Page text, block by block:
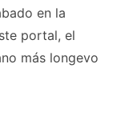
en la
portal, el
más longevo